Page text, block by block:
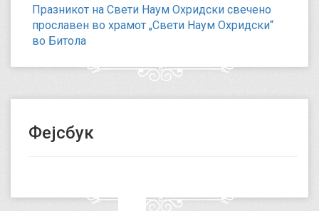
Празникот на Свети Наум Охридски свечено
прославен во храмот „Свети Наум Охридски“
во Битола
Фејсбук